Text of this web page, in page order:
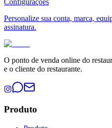
Configurações
Personalize sua conta, marca,
assinatura.
O ponto de venda online do
e o cliente do restaurante.
Produto